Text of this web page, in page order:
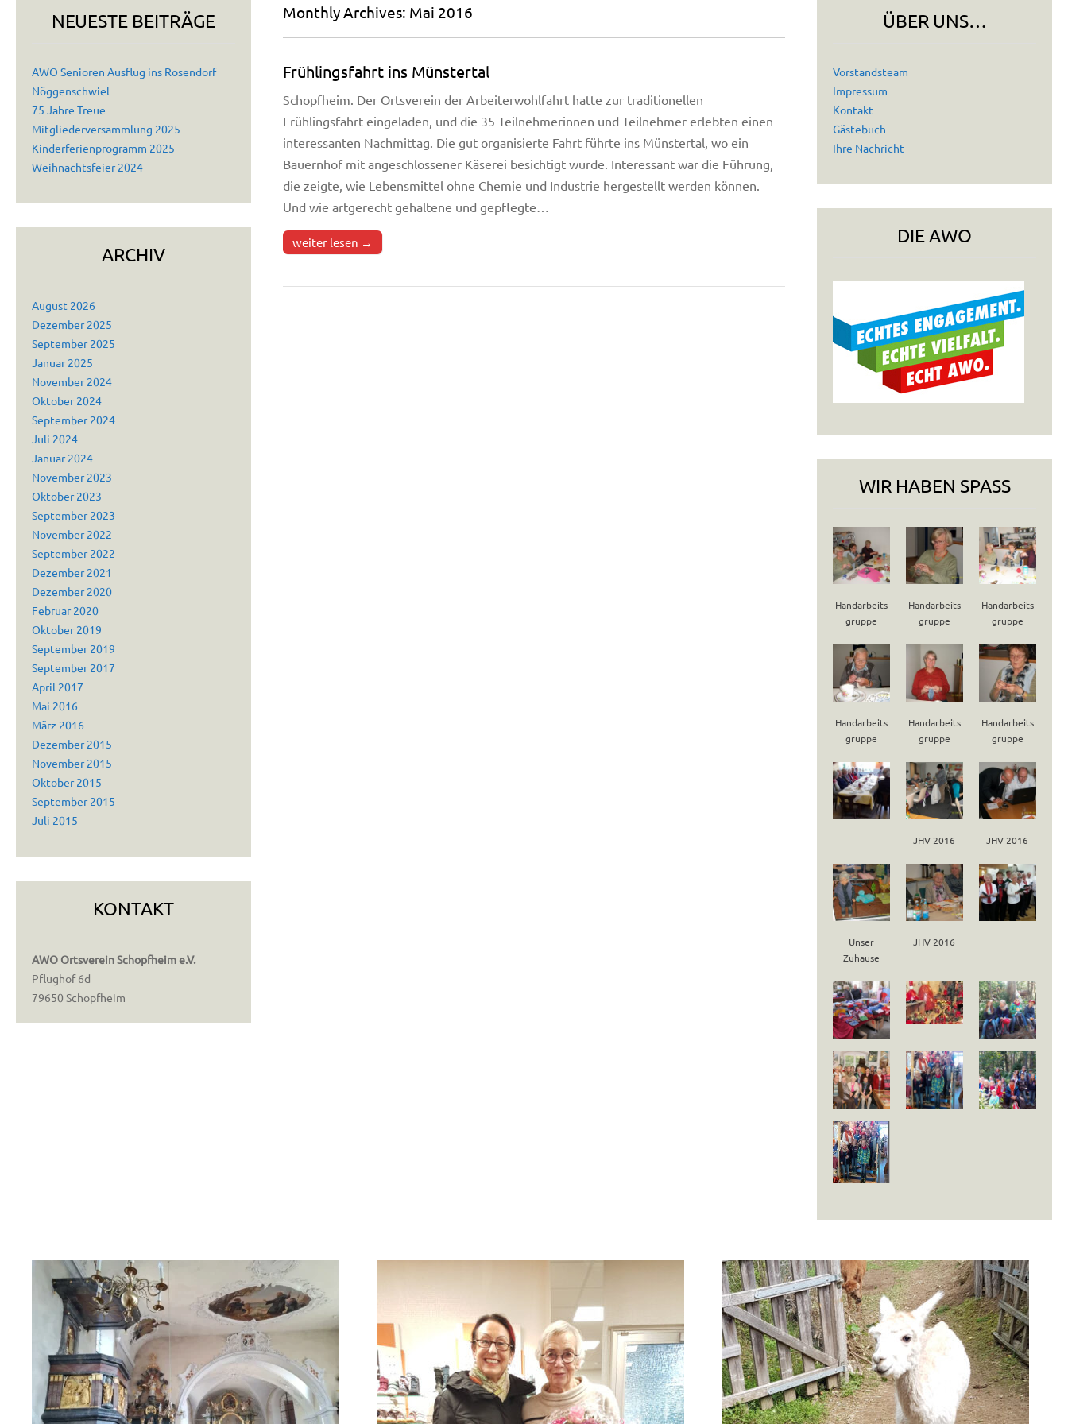
NEUESTE BEITRÄGE
AWO Senioren Ausflug ins Rosendorf
Nöggenschwiel
75 Jahre Treue
Mitgliederversammlung 2025
Kinderferienprogramm 2025
Weihnachtsfeier 2024
ARCHIV
August 2026
Dezember 2025
September 2025
Januar 2025
November 2024
Oktober 2024
September 2024
Juli 2024
Januar 2024
November 2023
Oktober 2023
September 2023
November 2022
September 2022
Dezember 2021
Dezember 2020
Februar 2020
Oktober 2019
September 2019
September 2017
April 2017
Mai 2016
März 2016
Dezember 2015
November 2015
Oktober 2015
September 2015
Juli 2015
KONTAKT
AWO Ortsverein Schopfheim e.V.
Pflughof 6d
79650 Schopfheim
Monthly Archives: Mai 2016
Frühlingsfahrt ins Münstertal
Schopfheim. Der Ortsverein der Arbeiterwohlfahrt hatte zur traditionellen
Frühlingsfahrt eingeladen, und die 35 Teilnehmerinnen und Teilnehmer erlebten einen
interessanten Nachmittag. Die gut organisierte Fahrt führte ins Münstertal, wo ein
Bauernhof mit angeschlossener Käserei besichtigt wurde. Interessant war die Führung,
die zeigte, wie Lebensmittel ohne Chemie und Industrie hergestellt werden können.
Und wie artgerecht gehaltene und gepflegte…
weiter lesen →
ÜBER UNS…
Vorstandsteam
Impressum
Kontakt
Gästebuch
Ihre Nachricht
DIE AWO
WIR HABEN SPASS
Handarbeits
gruppe
Handarbeits
gruppe
Handarbeits
gruppe
Handarbeits
gruppe
Handarbeits
gruppe
Handarbeits
gruppe
JHV 2016 JHV 2016
Unser
Zuhause
JHV 2016